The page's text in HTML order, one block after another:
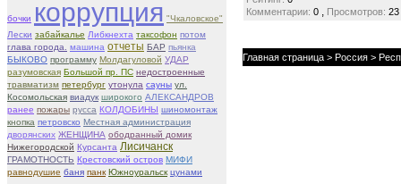
бочки коррупция "Чкаловское"
Лески забайкалье Либкнехта таксофон потом
глава города.
машина отчеты БАР пьянка
БЫКОВО программу Молдагуловой УДАР
разумовская Большой пр. ПС недостроенные
травматизм петербург утонула сауны ул.
Косомольская виадук широкого АЛЕКСАНДРОВ
ранее пожары русса КОЛДОБИНЫ шиномонтаж
кнопка петровско Местная администрация
дворянских ЖЕНЩИНА ободранный домик
Нижегородской Курсанта Лисичанск
ГРАМОТНОСТЬ Крестовский остров МИФИ
равнодушие баня панк Южноуральск цунами
Комментарии: 0 , Просмотров: 23
Главная страница > Россия >